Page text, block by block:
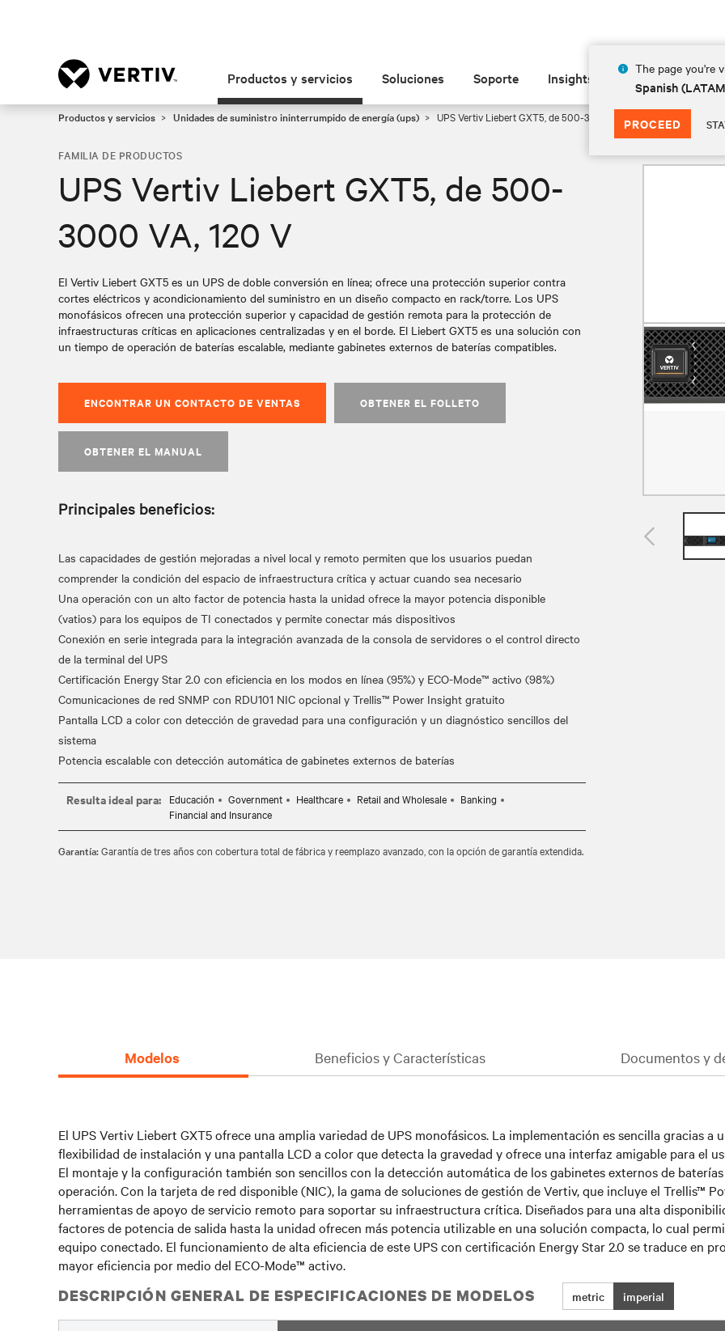
The page you're
Spanish
PROCEED
Productos y servicios Soluciones Soporte Insights Acerca de
Productos y servicios Unidades de suministro ininterrumpido de energía (ups) UPS Vertiv Liebert GXT5, de 500-3000 VA, 120 V
FAMILIA DE PRODUCTOS
UPS Vertiv Liebert GXT5, de 500-
3000 VA, 120 V
El Vertiv Liebert GXT5 es un UPS de doble conversión en línea; ofrece una protección superior contra
cortes eléctricos y acondicionamiento del suministro en un diseño compacto en rack/torre. Los UPS
monofásicos ofrecen una protección superior y capacidad de gestión remota para la protección de
infraestructuras críticas en aplicaciones centralizadas y en el borde. El Liebert GXT5 es una solución con
un tiempo de operación de baterías escalable, mediante gabinetes externos de baterías compatibles.
ENCONTRAR UN CONTACTO DE VENTAS OBTENER EL FOLLETO
OBTENER EL MANUAL
Principales beneficios:
Las capacidades de gestión mejoradas a nivel local y remoto permiten que los usuarios puedan
comprender la condición del espacio de infraestructura crítica y actuar cuando sea necesario
Una operación con un alto factor de potencia hasta la unidad ofrece la mayor potencia disponible
(vatios) para los equipos de TI conectados y permite conectar más dispositivos
Conexión en serie integrada para la integración avanzada de la consola de servidores o el control directo
de la terminal del UPS
Certificación Energy Star 2.0 con eficiencia en los modos en línea (95%) y ECO-Mode™ activo (98%)
Comunicaciones de red SNMP con RDU101 NIC opcional y Trellis™ Power Insight gratuito
Pantalla LCD a color con detección de gravedad para una configuración y un diagnóstico sencillos del
sistema
Resulta ideal para: Educación Government Healthcare Retail and Wholesale
Banking
Financial and Insurance
Garantía:Garantía de tres años con cobertura total de fábrica y reemplazo avanzado, con la opción de garantía extendida.
Modelos Beneficios y Características Documentos y
El UPS Vertiv Liebert GXT5 ofrece una amplia variedad de UPS monofásicos. La implementación es sencilla gracias
flexibilidad de instalación y una pantalla LCD a color que detecta la gravedad y ofrece una interfaz amigable para el
El montaje y la configuración también son sencillos con la detección automática de los gabinetes externos de
operación. Con la tarjeta de red disponible (NIC), la gama de soluciones de gestión de Vertiv, que incluye el Trellis™
herramientas de apoyo de servicio remoto para soportar su infraestructura crítica. Diseñados para una alta
factores de potencia de salida hasta la unidad ofrecen más potencia utilizable en una solución compacta, lo cual
equipo conectado. El funcionamiento de alta eficiencia de este UPS con certificación Energy Star 2.0 se traduce en
mayor eficiencia por medio del ECO-Mode™ activo.
DESCRIPCIÓN GENERAL DE ESPECIFICACIONES DE MODELOS metric imperial